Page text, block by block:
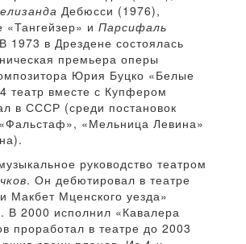
Дебюсси (1976),
«Тангейзер» и Парсифаль
1973 в Дрездене состоялась
премьера оперы
Юрия Буцко «Белые
театр вместе с Купфером
в СССР (среди постановок
«Мельница Левина»
руководство театром
. Он дебютировал в театре
Макбет Мценского уезда»
В 2000 исполнил «Кавалера
проработал в театре до 2003